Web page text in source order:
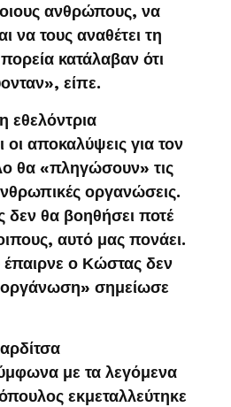
ανθρώπους, να
να τους αναθέτει τη
κατάλαβαν ότι
είπε.
εθελόντρια
οι αποκαλύψεις για τον
θα «πληγώσουν» τις
οργανώσεις.
θα βοηθήσει ποτέ
αυτό μας πονάει.
ο Κώστας δεν
οργάνωση» σημείωσε
με τα λεγόμενα
εκμεταλλεύτηκε